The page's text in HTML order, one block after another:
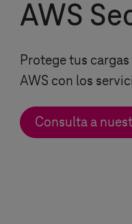
AWS
Protege tus
AWS con los
Consulta a